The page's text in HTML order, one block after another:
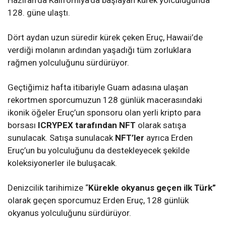
128. güne ulaştı.
Dört aydan uzun süredir kürek çeken Eruç, Hawaii’de
verdiği molanın ardından yaşadığı tüm zorluklara
rağmen yolculuğunu sürdürüyor.
Geçtiğimiz hafta itibariyle Guam adasına ulaşan
rekortmen sporcumuzun 128 günlük macerasındaki
ikonik öğeler Eruç’un sponsoru olan yerli kripto para
borsası ICRYPEX tarafından NFT olarak satışa
sunulacak. Satışa sunulacak NFT’ler ayrıca Erden
Eruç’un bu yolculuğunu da destekleyecek şekilde
koleksiyonerler ile buluşacak.
Denizcilik tarihimize “Kürekle okyanus geçen ilk Türk”
olarak geçen sporcumuz Erden Eruç, 128 günlük
okyanus yolculuğunu sürdürüyor.